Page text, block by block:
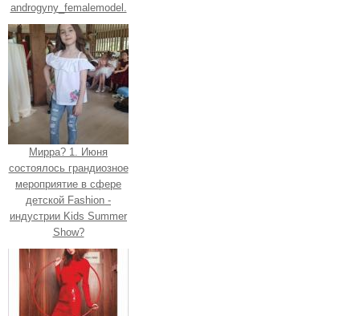
androgyny_femalemodel.
Мирра? 1. Июня
состоялось грандиозное
мероприятие в сфере
детской Fashion -
индустрии Kids Summer
Show?